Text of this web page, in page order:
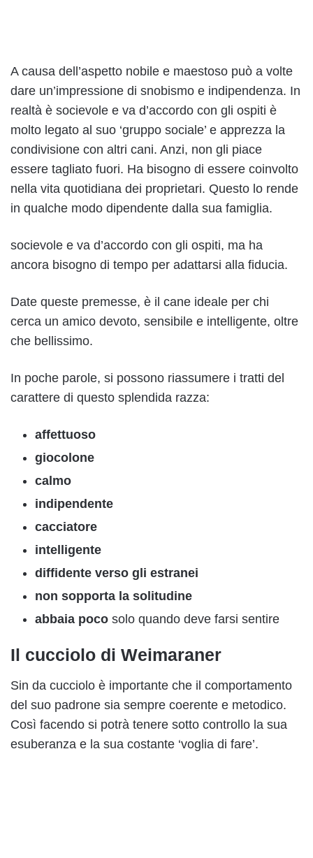
A causa dell’aspetto nobile e maestoso può a volte
dare un’impressione di snobismo e indipendenza. In
realtà è socievole e va d’accordo con gli ospiti è
molto legato al suo ‘gruppo sociale’ e apprezza la
condivisione con altri cani. Anzi, non gli piace
essere tagliato fuori. Ha bisogno di essere coinvolto
nella vita quotidiana dei proprietari. Questo lo rende
in qualche modo dipendente dalla sua famiglia.
socievole e va d’accordo con gli ospiti, ma ha
ancora bisogno di tempo per adattarsi alla fiducia.
Date queste premesse, è il cane ideale per chi
cerca un amico devoto, sensibile e intelligente, oltre
che bellissimo.
In poche parole, si possono riassumere i tratti del
carattere di questo splendida razza:
affettuoso
giocolone
calmo
indipendente
cacciatore
intelligente
diffidente verso gli estranei
non sopporta la solitudine
abbaia poco solo quando deve farsi sentire
Il cucciolo di Weimaraner
Sin da cucciolo è importante che il comportamento
del suo padrone sia sempre coerente e metodico.
Così facendo si potrà tenere sotto controllo la sua
esuberanza e la sua costante ‘voglia di fare’.